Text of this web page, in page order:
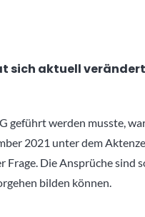
sich aktuell
geführt werden musste,
2021 unter dem
Frage. Die Ansprüche sind
bilden können.